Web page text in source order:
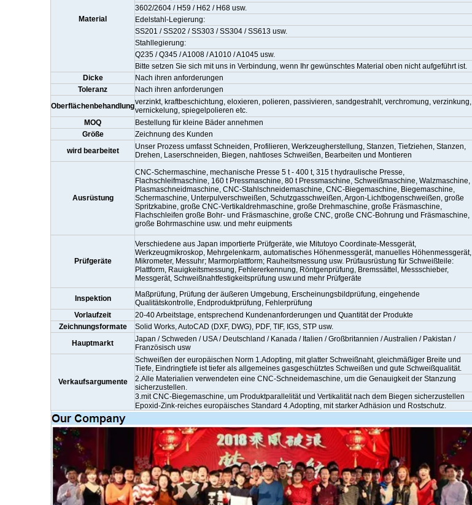
Material
3602/2604 / H59 / H62 / H68 usw.
Edelstahl-Legierung:
SS201 / SS202 / SS303 / SS304 / SS613 usw.
Stahllegierung:
Q235 / Q345 / A1008 / A1010 / A1045 usw.
Bitte setzen Sie sich mit uns in Verbindung, wenn Ihr gewünschtes Material oben nicht aufgeführt ist.
Dicke
Nach ihren anforderungen
Toleranz
Nach ihren anforderungen
Oberflächenbehandlungverzinkt, kraftbeschichtung, eloxieren, polieren, passivieren, sandgestrahlt, verchromung, verzinkung,
vernickelung, spiegelpolieren etc.
MOQ
Bestellung für kleine Bäder annehmen
Größe
Zeichnung des Kunden
wird bearbeitet
Unser Prozess umfasst Schneiden, Profilieren, Werkzeugherstellung, Stanzen, Tiefziehen, Stanzen,
Drehen, Laserschneiden, Biegen, nahtloses Schweißen, Bearbeiten und Montieren
Ausrüstung
CNC-Schermaschine, mechanische Presse 5 t - 400 t, 315 t hydraulische Presse,
Flachschleifmaschine, 160 t Pressmaschine, 80 t Pressmaschine, Schweißmaschine, Walzmaschine,
Plasmaschneidmaschine, CNC-Stahlschneidemaschine, CNC-Biegemaschine, Biegemaschine,
Schermaschine, Unterpulverschweißen, Schutzgasschweißen, Argon-Lichtbogenschweißen, große
Spritzkabine, große CNC-Vertikaldrehmaschine, große Drehmaschine, große Fräsmaschine,
Flachschleifen große Bohr- und Fräsmaschine, große CNC, große CNC-Bohrung und Fräsmaschine,
große Bohrmaschine usw. und mehr euipments
Prüfgeräte
Verschiedene aus Japan importierte Prüfgeräte, wie Mitutoyo Coordinate-Messgerät,
Werkzeugmikroskop, Mehrgelenkarm, automatisches Höhenmessgerät, manuelles Höhenmessgerät,
Mikrometer, Messuhr; Marmorplattform; Rauheitsmessung usw. Prüfausrüstung für Schweißteile:
Plattform, Rauigkeitsmessung, Fehlererkennung, Röntgenprüfung, Bremssättel, Messschieber,
Messgerät, Schweißnahtfestigkeitsprüfung usw.und mehr Prüfgeräte
Inspektion
Maßprüfung, Prüfung der äußeren Umgebung, Erscheinungsbildprüfung, eingehende
Qualitätskontrolle, Endproduktprüfung, Fehlerprüfung
Vorlaufzeit
20-40 Arbeitstage, entsprechend Kundenanforderungen und Quantität der Produkte
Zeichnungsformate
Solid Works, AutoCAD (DXF, DWG), PDF, TIF, IGS, STP usw.
Hauptmarkt
Japan / Schweden / USA / Deutschland / Kanada / Italien / Großbritannien / Australien / Pakistan /
Französisch usw
Verkaufsargumente
Schweißen der europäischen Norm 1.Adopting, mit glatter Schweißnaht, gleichmäßiger Breite und
Tiefe, Eindringtiefe ist tiefer als allgemeines gasgeschütztes Schweißen und gute Schweißqualität.
2.Alle Materialien verwendeten eine CNC-Schneidemaschine, um die Genauigkeit der Stanzung
sicherzustellen.
3.mit CNC-Biegemaschine, um Produktparallelität und Vertikalität nach dem Biegen sicherzustellen
Epoxid-Zink-reiches europäisches Standard 4.Adopting, mit starker Adhäsion und Rostschutz.